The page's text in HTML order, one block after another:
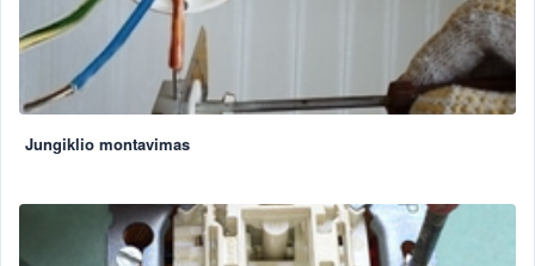
Jungiklio montavimas